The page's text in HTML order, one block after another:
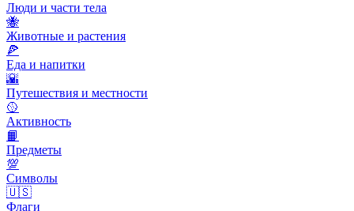
Люди и части тела
🐝
Животные и растения
🍕
Еда и напитки
🌇
Путешествия и местности
🥎
Активность
📙
Предметы
💯
Символы
🇺🇸
Флаги